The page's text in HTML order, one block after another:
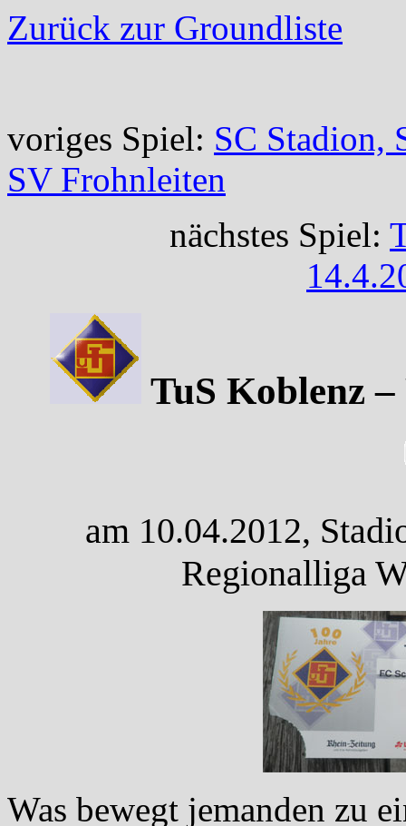
Zurück zur Groundliste
voriges Spiel: SC Stadion,
SV Frohnleiten
nächstes Spiel:
TuS Koblenz
am 10.04.2012,
Regionalliga
Was bewegt jemanden zu